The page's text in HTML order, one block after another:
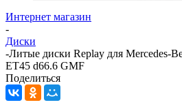
Интернет магазин
-
Диски
-Литые диски Replay для Mercedes-
ET45 d66.6 GMF
Поделиться